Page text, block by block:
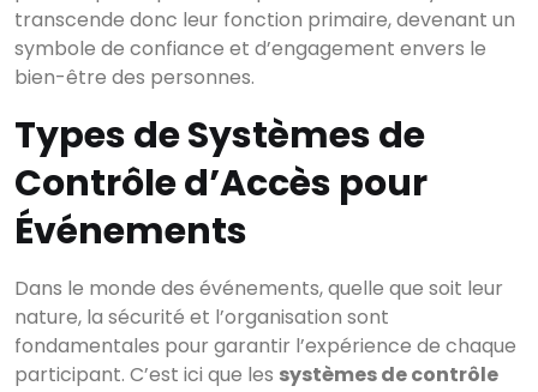
transcende donc leur fonction primaire, devenant un
symbole de confiance et d’engagement envers le
bien-être des personnes.
Types de Systèmes de
Contrôle d’Accès pour
Événements
Dans le monde des événements, quelle que soit leur
nature, la sécurité et l’organisation sont
fondamentales pour garantir l’expérience de chaque
participant. C’est ici que les systèmes de contrôle